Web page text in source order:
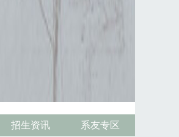
招生资讯 系友专区